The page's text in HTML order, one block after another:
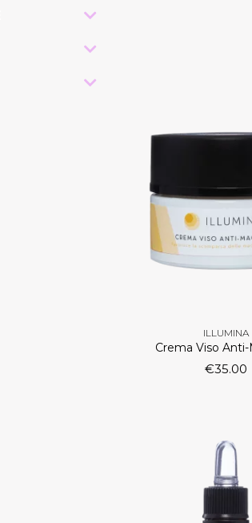
-
-
-
ILLUMINA
Crema Viso
€35.00